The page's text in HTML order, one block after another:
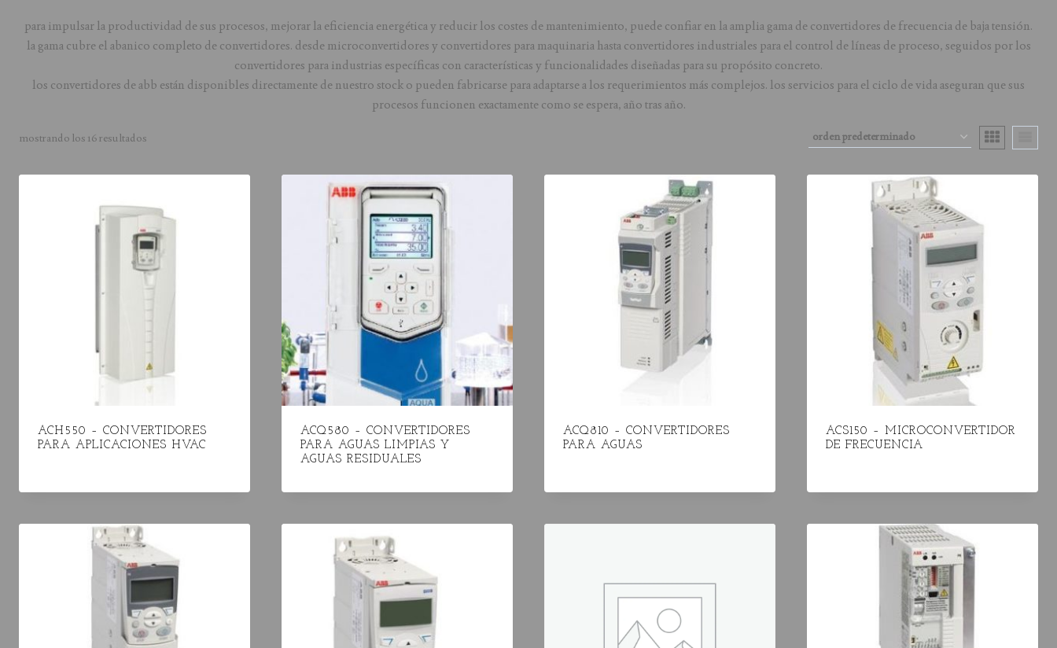
para impulsar la productividad de sus procesos, mejorar la eficiencia energética y reducir los costes de mantenimiento, puede confiar en la amplia gama de convertidores de frecuencia de baja tensión.
la gama cubre el abanico completo de convertidores. desde microconvertidores y convertidores para maquinaria hasta convertidores industriales para el control de líneas de proceso, seguidos por los
convertidores para industrias específicas con características y funcionalidades diseñadas para su propósito concreto.
los convertidores de abb están disponibles directamente de nuestro stock o pueden fabricarse para adaptarse a los requerimientos más complejos. los servicios para el ciclo de vida aseguran que sus
procesos funcionen exactamente como se espera, año tras año.
mostrando los 16 resultados
ACH550 – CONVERTIDORES
PARA APLICACIONES HVAC
ACQ580 – CONVERTIDORES
PARA AGUAS LIMPIAS Y
AGUAS RESIDUALES
ACQ810 – CONVERTIDORES
PARA AGUAS
ACS150 – MICROCONVERTIDOR
DE FRECUENCIA